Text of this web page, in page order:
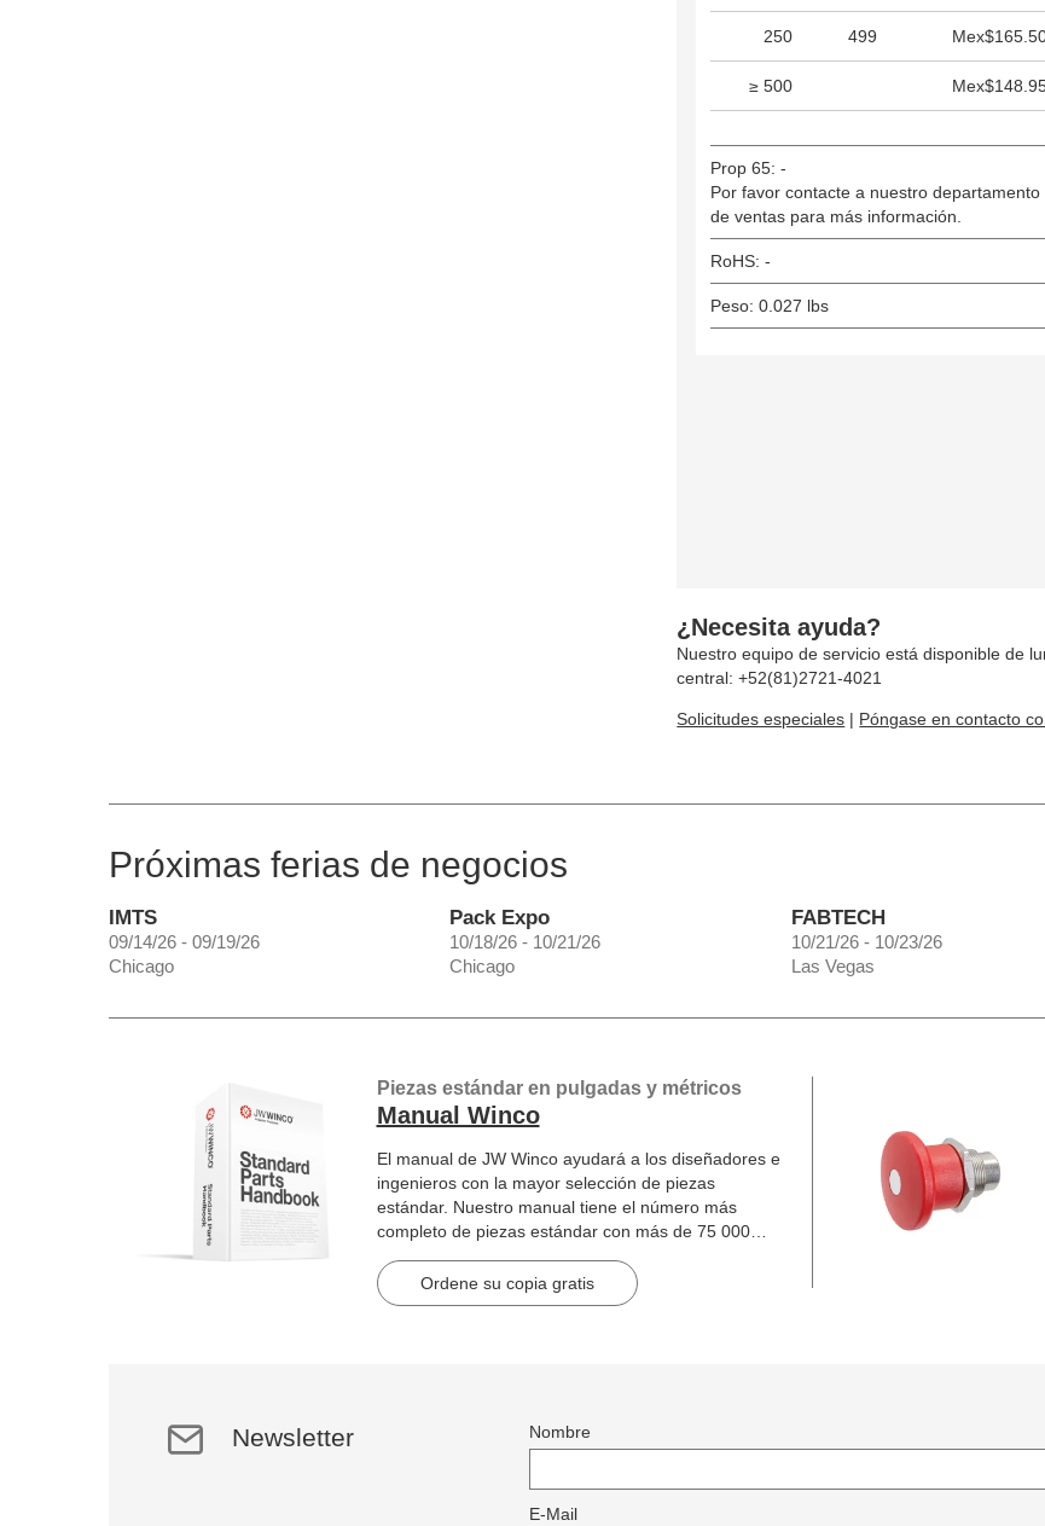
250 499
≥ 500
Prop 65: -
Por favor contacte a nuestro departamento
de ventas para más información.
RoHS: -
Peso: 0.027 lbs
¿Necesita ayuda?
Nuestro equipo de servicio está disponible de
central: +52(81)2721-4021
Solicitudes especiales | Póngase en contacto
Próximas ferias de negocios
IMTS
09/14/26 - 09/19/26
Chicago
Pack Expo
10/18/26 - 10/21/26
Chicago
FABTECH
10/21/26 - 10/23/26
Las Vegas
Piezas estándar en pulgadas y métricos
Manual Winco
El manual de JW Winco ayudará a los diseñadores e
ingenieros con la mayor selección de piezas
estándar. Nuestro manual tiene el número más
completo de piezas estándar con más de 75 000
artículos en 2184 páginas.
Ordene su copia gratis
Newsletter Nombre
E-Mail